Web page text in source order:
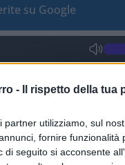
- Il rispetto della
partner utilizziamo, sul
fornire funzionalità
di seguito si acconsente
su Google
maggiodella
no, la
sfilando
suoi e